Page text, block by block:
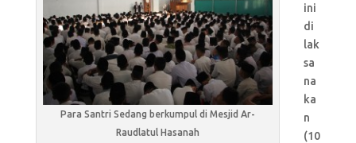
Para Santri Sedang berkumpul di Mesjid Ar-
Raudlatul Hasanah
ini
di
lak
sa
na
ka
n
(10